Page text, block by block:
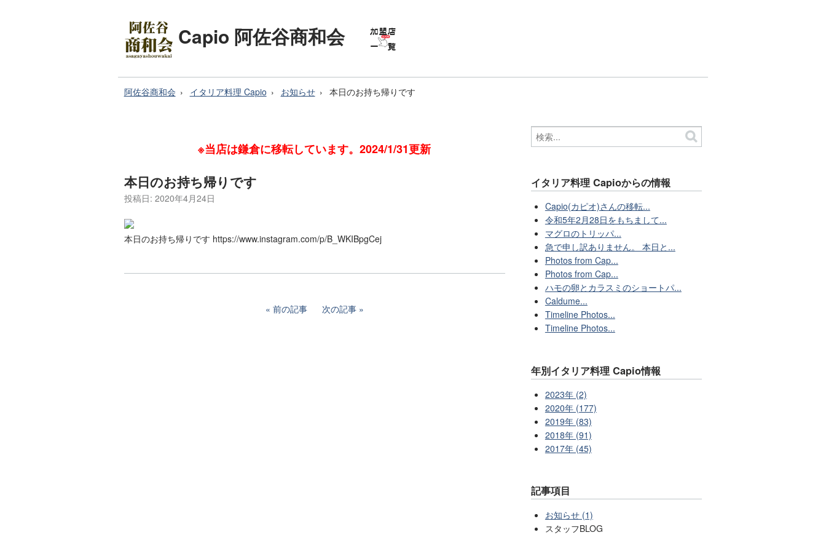
Capio 阿佐谷商和会
阿佐谷商和会 イタリア料理 Capio お知らせ 本日のお持ち帰りです
※当店は鎌倉に移転しています。2024/1/31更新
本日のお持ち帰りです
投稿日: 2020年4月24日
本日のお持ち帰りです https://www.instagram.com/p/B_WKIBpgCej
前の記事 次の記事
イタリア料理 Capioからの情報
Capio(カピオ)さんの移転...
令和5年2月28日をもちまして...
マグロのトリッパ...
急で申し訳ありません。 本日と...
Photos from Cap...
Photos from Cap...
ハモの卵とカラスミのショートパ...
Caldume...
Timeline Photos...
Timeline Photos...
年別イタリア料理 Capio情報
2023年 (2)
2020年 (177)
2019年 (83)
2018年 (91)
2017年 (45)
記事項目
お知らせ (1)
スタッフBLOG